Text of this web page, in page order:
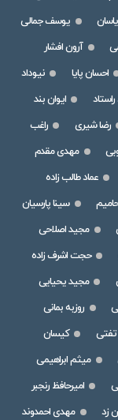
یاسان
یوسف جمالی
آرون افشار
احسان پایا
نیوداد
ایوان بند
رضا شیری
راغب
مهدی مقدم
عماد طالب زاده
سینا پارسیان
مجید اصلاحی
حجت اشرف زاده
مجید یحیایی
روزبه بمانی
تفتی
کیسان
میثم ابراهیمی
امیرحافظ رنجبر
زد
مهدی احمدوند